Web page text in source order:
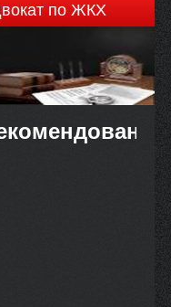
по ЖКХ